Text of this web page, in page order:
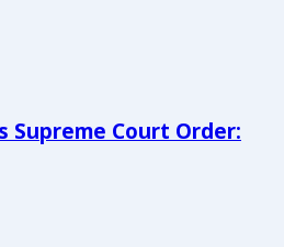
Supreme Court Order: